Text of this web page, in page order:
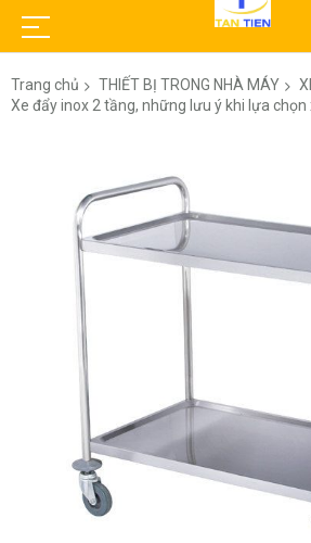
Trang chủ THIẾT BỊ TRONG NHÀ MÁY
Xe đẩy inox 2 tầng, những lưu ý khi lựa chọn